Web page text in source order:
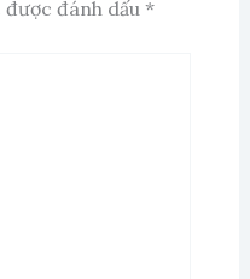
đánh dấu *